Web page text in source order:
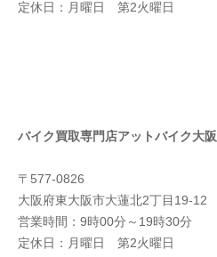
定休日：月曜日 第2火曜日
バイク買取専門店アットバイク大阪
〒577-0826
大阪府東大阪市大蓮北2丁目19-12
営業時間：9時00分～19時30分
定休日：月曜日 第2火曜日